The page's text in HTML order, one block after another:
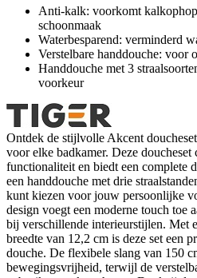
Anti-kalk: voorkomt
schoonmaak
Waterbesparend: verminderd
Verstelbare handdouche: voor
Handdouche met 3
voorkeur
Ontdek de stijlvolle Akcent
voor elke badkamer. Deze doucheset
functionaliteit en biedt een complete
een handdouche met drie
kunt kiezen voor jouw persoonlijke
design voegt een moderne touch toe
bij verschillende interieurstijlen. Met
breedte van 12,2 cm is deze set een
douche. De flexibele slang van 150
bewegingsvrijheid, terwijl de